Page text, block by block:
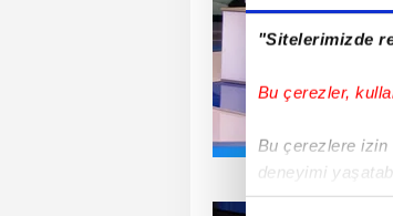
"Sitelerimizde
Bu çerezler,
Bu çerezlere
deneyimi
içerikleri